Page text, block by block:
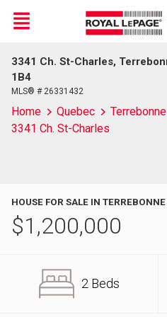
Live
En Direct
Menu
3341 Ch. St-Charles,
1B4
MLS® # 26331432
Home Quebec
3341 Ch. St-Charles
HOUSE FOR SALE IN
$1,200,000
2 Beds